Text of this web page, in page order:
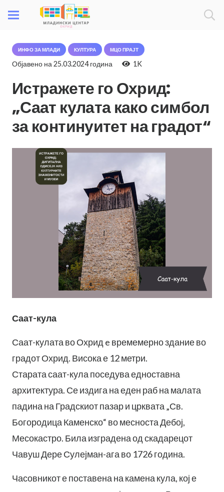
ИНФО ЗА МЛАДИ КУЛТУРА МЦО ПРАЈТ
Објавено на 25.03.2024 година 1K
Истражете го Охрид:
„Саат кулата како симбол
за континуитет на градот“
Саат-кула
Саат-кулата во Охрид e времемерно здание во
градот Охрид. Висока е 12 метри.
Старата саат-кула поседува едноставна
архитектура. Се издига на еден раб на малата
падина на Градскиот пазар и црквата „Св.
Богородица Каменско“ во месноста Дебој,
Месокастро. Била изградена од скадарецот
Чавуш Дере Сулејман-ага во 1726 година.
Часовникот е поставена на камена кула, кој е